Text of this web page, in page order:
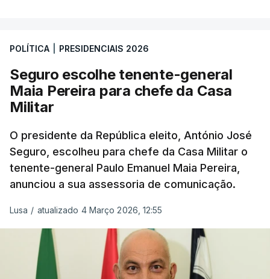
POLÍTICA PRESIDENCIAIS 2026
Seguro escolhe tenente-general
Maia Pereira para chefe da Casa
Militar
O presidente da República eleito, António José
Seguro, escolheu para chefe da Casa Militar o
tenente-general Paulo Emanuel Maia Pereira,
anunciou a sua assessoria de comunicação.
Lusa / atualizado 4 Março 2026, 12:55